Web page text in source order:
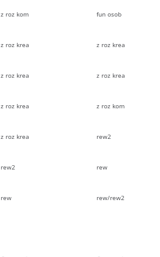
z roz kom fun osob
z roz krea z roz krea
z roz krea z roz krea
z roz krea z roz kom
z roz krea rew2
rew2 rew
rew rew/rew2